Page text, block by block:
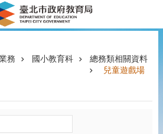
務 國小教育科
總務類相關資料
兒童遊戲場